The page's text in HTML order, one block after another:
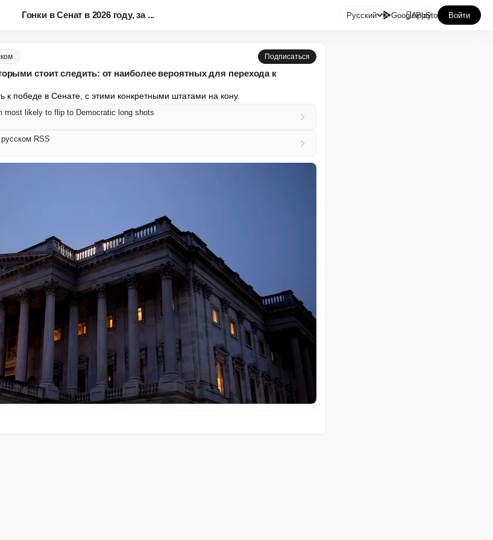
Гонки в Сенат в 2026 году, за ... Русский GooglePlay
AppStore Войти
Подписаться
стоит следить: от наиболее вероятных для перехода к
к победе в Сенате, с этими конкретными штатами на кону.
most likely to flip to Democratic long shots
RSS